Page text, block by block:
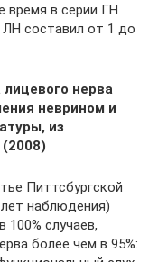
время в серии ГН
ЛН составил от 1 до
нерва
неврином и
из
(2008)
Питтсбургской
наблюдения)
100% случаев,
более чем в 95%: